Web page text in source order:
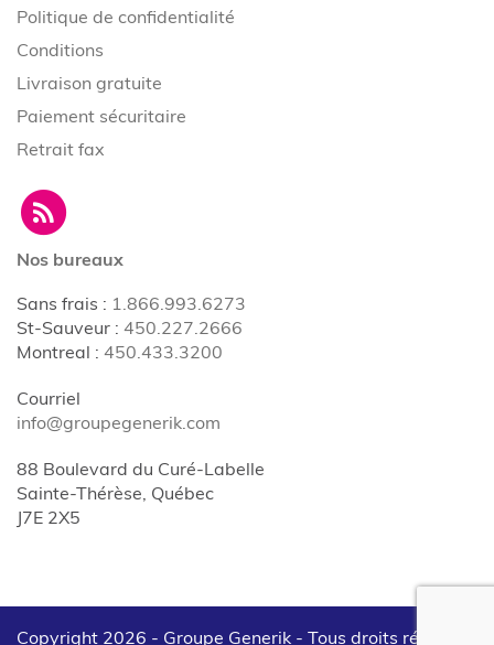
Politique de confidentialité
Conditions
Livraison gratuite
Paiement sécuritaire
Retrait fax
Nos bureaux
Sans frais : 1.866.993.6273
St-Sauveur : 450.227.2666
Montreal : 450.433.3200
Courriel
info@groupegenerik.com
88 Boulevard du Curé-Labelle
Sainte-Thérèse, Québec
J7E 2X5
Copyright 2026 - Groupe Generik - Tous droits réservés